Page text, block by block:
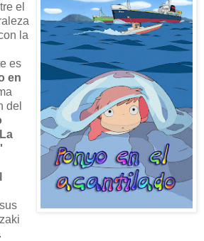
el
la
es
en
del